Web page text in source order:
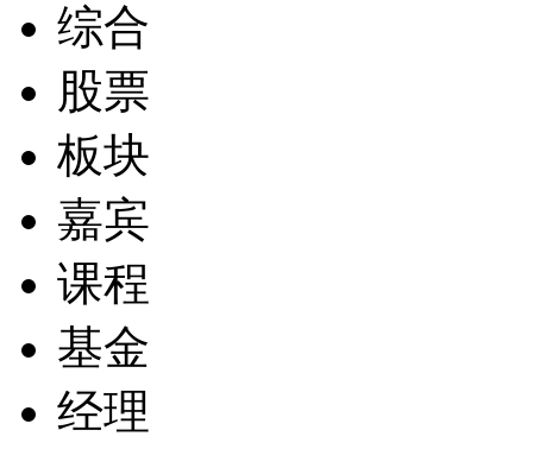
综合
股票
板块
嘉宾
课程
基金
经理